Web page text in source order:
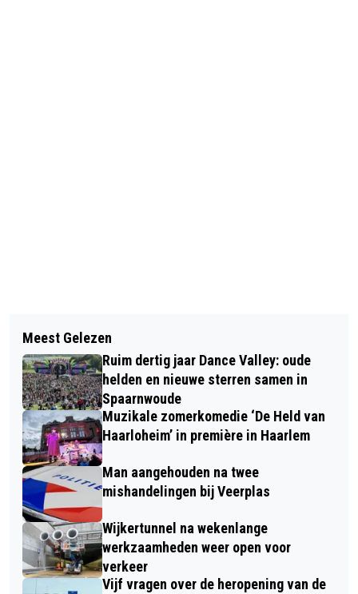
TELSTAR SPEELT GELIJK TEGEN FC
TWENTE; VOORSPRONG 10 MINUTEN
VOOR TIJD UIT HANDEN GEGEVEN
LIEFDE & VRIENDSCHAP 'GEVANGEN'
IN HAARLEMSE VALENTIJNS-KOEPEL:
EEN MIDDAG VOL MUZIEK EN
VERHALEN
Meest Gelezen
Ruim dertig jaar Dance Valley: oude
helden en nieuwe sterren samen in
Spaarnwoude
Muzikale zomerkomedie ‘De Held van
Haarloheim’ in première in Haarlem
Man aangehouden na twee
mishandelingen bij Veerplas
Wijkertunnel na wekenlange
werkzaamheden weer open voor
verkeer
Vijf vragen over de heropening van de